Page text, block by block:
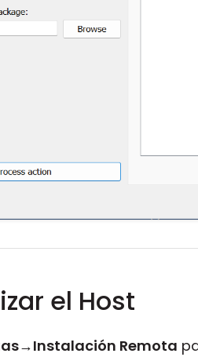
el Host
→Instalación Remota